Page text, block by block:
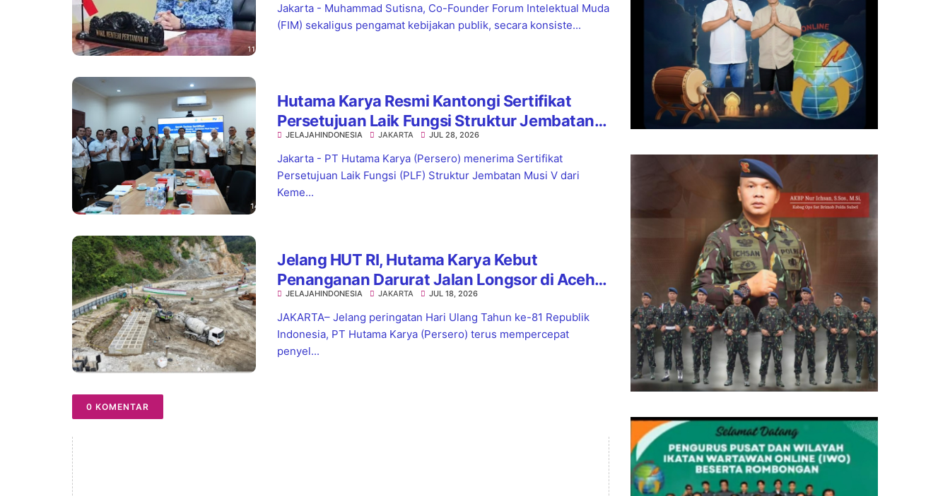
Jakarta - Muhammad Sutisna, Co-Founder Forum Intelektual Muda
(FIM) sekaligus pengamat kebijakan publik, secara konsiste...
Hutama Karya Resmi Kantongi Sertifikat
Persetujuan Laik Fungsi Struktur Jembatan
Musi V Tol Palembang–Betung
JELAJAHINDONESIA JAKARTA JUL 28, 2026
Jakarta - PT Hutama Karya (Persero) menerima Sertifikat
Persetujuan Laik Fungsi (PLF) Struktur Jembatan Musi V dari
Keme...
Jelang HUT RI, Hutama Karya Kebut
Penanganan Darurat Jalan Longsor di Aceh
dan Sumatera
JELAJAHINDONESIA JAKARTA JUL 18, 2026
JAKARTA– Jelang peringatan Hari Ulang Tahun ke-81 Republik
Indonesia, PT Hutama Karya (Persero) terus mempercepat
penyel...
0 KOMENTAR